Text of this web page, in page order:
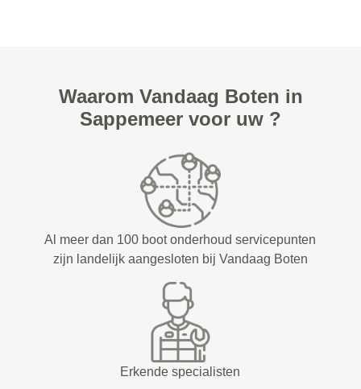
Waarom Vandaag Boten in
Sappemeer voor uw ?
Al meer dan 100 boot onderhoud servicepunten
zijn landelijk aangesloten bij Vandaag Boten
Erkende specialisten